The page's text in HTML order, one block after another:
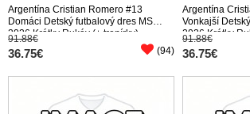
Argentína Cristian Romero #13
Domáci Detský futbalový dres MS
2026 Krátky Rukáv (+ trenírky)
91.88€
36.75€ (94)
Argentína
Vonkajší
2026 Krátky
91.88€
36.75€